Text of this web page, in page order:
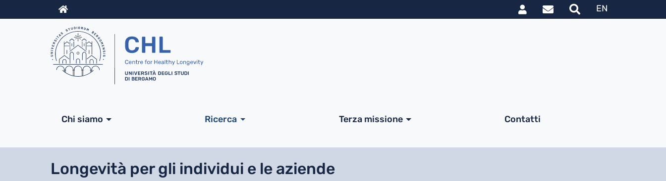
Info Link utili utente
EN
Navigazione principale
Chi siamo Ricerca Terza missione Contatti
Longevità per gli individui e le aziende